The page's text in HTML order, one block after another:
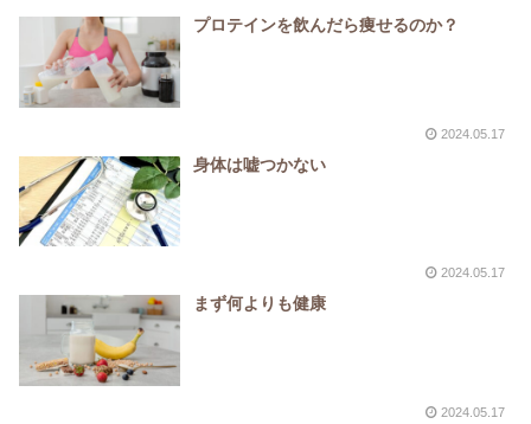
プロテインを飲んだら痩せるのか？
2024.05.17
身体は嘘つかない
2024.05.17
まず何よりも健康
2024.05.17